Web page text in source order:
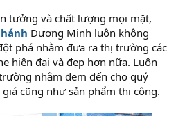
tưởng và chất lượng mọi mặt,
Dương Minh luôn không
phá nhằm đưa ra thị trường các
hiện đại và đẹp hơn nữa. Luôn
nhằm đem đến cho quý
cũng như sản phẩm thi công.